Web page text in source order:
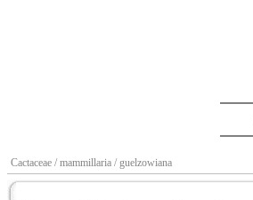
Cactaceae / mammillaria / guelzowiana